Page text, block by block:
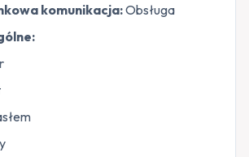
komunikacja:Obsługa